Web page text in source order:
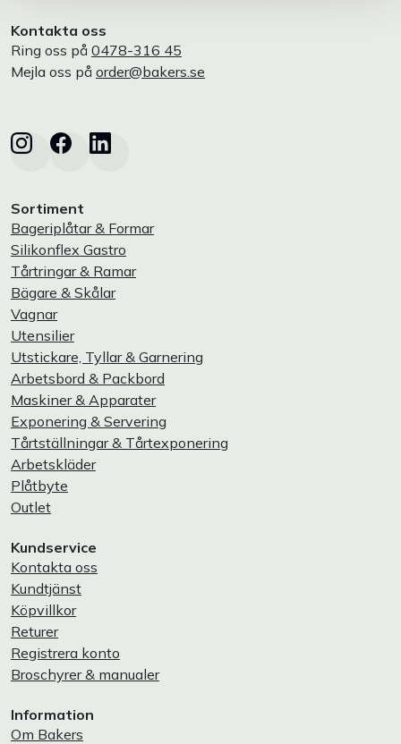
Kontakta oss
Ring oss på 0478-316 45
Mejla oss på order@bakers.se
Sortiment
Bageriplåtar & Formar
Silikonflex Gastro
Tårtringar & Ramar
Bägare & Skålar
Vagnar
Utensilier
Utstickare, Tyllar & Garnering
Arbetsbord & Packbord
Maskiner & Apparater
Exponering & Servering
Tårtställningar & Tårtexponering
Arbetskläder
Plåtbyte
Outlet
Kundservice
Kontakta oss
Kundtjänst
Köpvillkor
Returer
Registrera konto
Broschyrer & manualer
Information
Om Bakers